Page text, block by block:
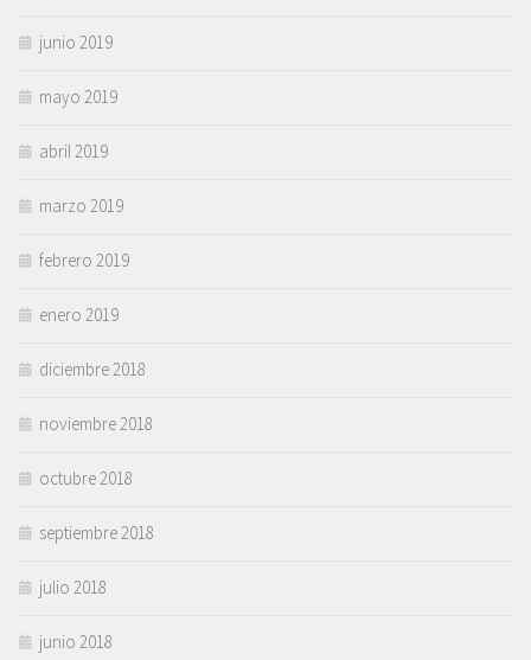
junio 2019
mayo 2019
abril 2019
marzo 2019
febrero 2019
enero 2019
diciembre 2018
noviembre 2018
octubre 2018
septiembre 2018
julio 2018
junio 2018